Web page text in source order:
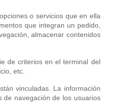
o servicios que en ella
que integran un pedido,
almacenar contenidos
de criterios en el terminal del
etc.
vinculadas. La información
de navegación de los usuarios